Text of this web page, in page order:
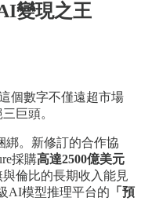
變現之王
這個數字不僅遠超市場
巨頭。
綁。新修訂的合作協
採購高達2500億美元
倫比的長期收入能見
AI模型推理平台的 「預